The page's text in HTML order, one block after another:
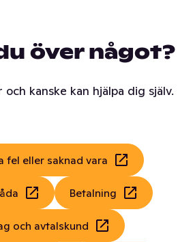
över något?
kanske kan hjälpa dig själv.
fel eller saknad vara
Betalning
och avtalskund